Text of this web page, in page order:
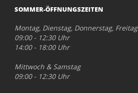
SOMMER-ÖFFNUNGSZEITEN
Montag, Dienstag, Donnerstag, Freitag
09:00 - 12:30 Uhr
14:00 - 18:00 Uhr
Mittwoch & Samstag
09:00 - 12:30 Uhr